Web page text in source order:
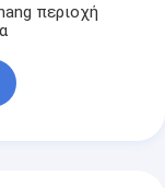
περιοχή